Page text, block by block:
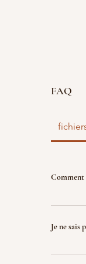
FAQ
Comment
vous
garantir
Je ne sais